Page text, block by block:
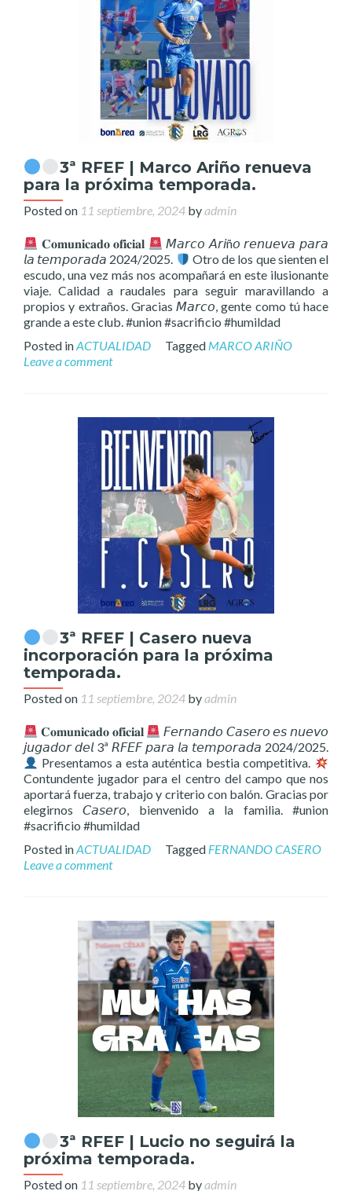
3ª RFEF | Marco Ariño renueva
para la próxima temporada.
Posted on 11 septiembre, 2024 byadmin
𝐂𝐨𝐦𝐮𝐧𝐢𝐜𝐚𝐝𝐨 𝐨𝐟𝐢𝐜𝐢𝐚𝐥
𝘔𝘢𝘳𝘤𝘰 𝘈𝘳𝘪ñ𝘰 𝘳𝘦𝘯𝘶𝘦𝘷𝘢 𝘱𝘢𝘳𝘢
𝘭𝘢 𝘵𝘦𝘮𝘱𝘰𝘳𝘢𝘥𝘢 2024/2025.
Otro de los que sienten el
escudo, una vez más nos acompañará en este ilusionante
viaje. Calidad a raudales para seguir maravillando a
propios y extraños. Gracias 𝘔𝘢𝘳𝘤𝘰, gente como tú hace
grande a este club. #union #sacrificio #humildad
Posted inACTUALIDAD Tagged MARCO ARIÑO
Leave a comment
3ª RFEF | Casero nueva
incorporación para la próxima
temporada.
Posted on 11 septiembre, 2024 byadmin
𝐂𝐨𝐦𝐮𝐧𝐢𝐜𝐚𝐝𝐨 𝐨𝐟𝐢𝐜𝐢𝐚𝐥
𝘍𝘦𝘳𝘯𝘢𝘯𝘥𝘰 𝘊𝘢𝘴𝘦𝘳𝘰 𝘦𝘴 𝘯𝘶𝘦𝘷𝘰
𝘫𝘶𝘨𝘢𝘥𝘰𝘳 𝘥𝘦𝘭 3ª 𝘙𝘍𝘌𝘍 𝘱𝘢𝘳𝘢 𝘭𝘢 𝘵𝘦𝘮𝘱𝘰𝘳𝘢𝘥𝘢 2024/2025.
Presentamos a esta auténtica bestia competitiva.
Contundente jugador para el centro del campo que nos
aportará fuerza, trabajo y criterio con balón. Gracias por
elegirnos 𝘊𝘢𝘴𝘦𝘳𝘰, bienvenido a la familia. #union
#sacrificio #humildad
Posted inACTUALIDAD Tagged FERNANDO CASERO
Leave a comment
3ª RFEF | Lucio no seguirá la
próxima temporada.
Posted on 11 septiembre, 2024 byadmin